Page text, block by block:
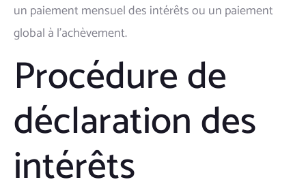
un paiement mensuel des intérêts ou un paiement
global à l'achèvement.
Procédure de
déclaration des
intérêts